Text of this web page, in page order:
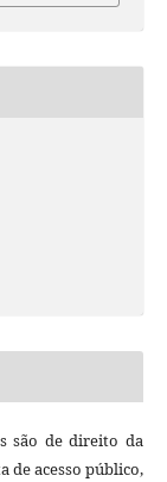
são de direito da
de acesso público,